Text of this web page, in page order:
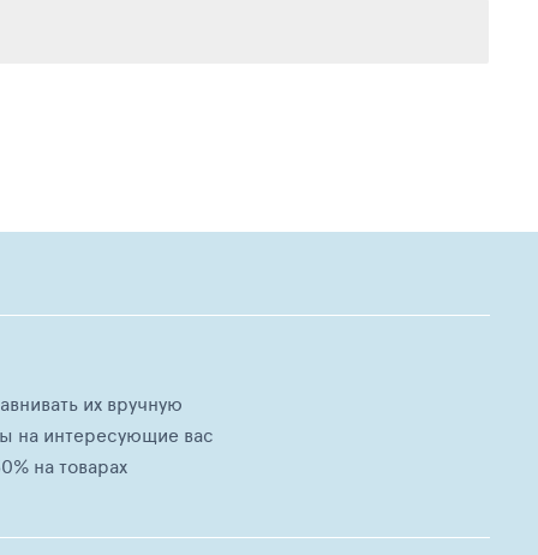
их вручную
на интересующие вас
на товарах